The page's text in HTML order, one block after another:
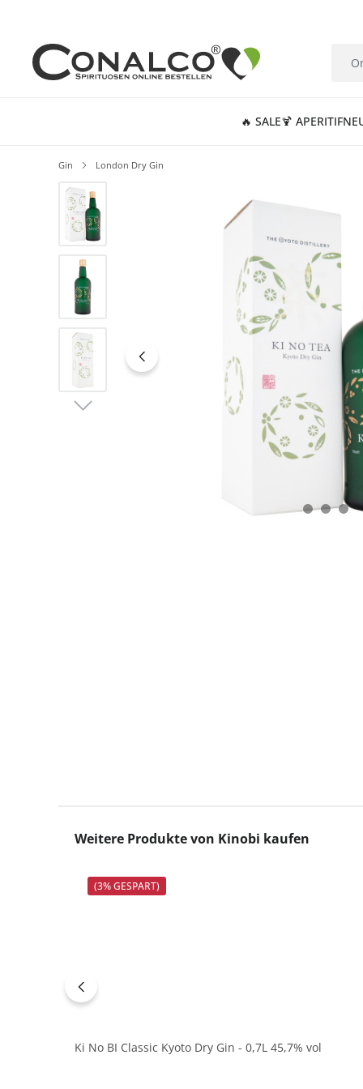
🔥 SALE🍹 APERITIF
Gin London Dry Gin
Bildergalerie überspringen
Produktgalerie überspringen
Weitere Produkte von Kinobi kaufen
(3% GESPART)
Ki No BI Classic Kyoto Dry Gin - 0,7L 45,7% vol